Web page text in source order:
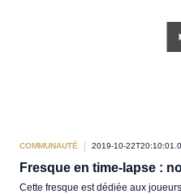
COMMUNAUTÉ 2019-10-
Fresque en time-lapse :
Cette fresque est dédiée aux